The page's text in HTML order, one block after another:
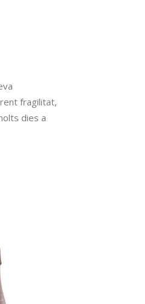
fragilitat,
dies a